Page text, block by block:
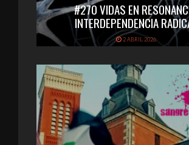
#270 VIDAS EN
INTERDEPENDENCIA
2 ABRIL 2026